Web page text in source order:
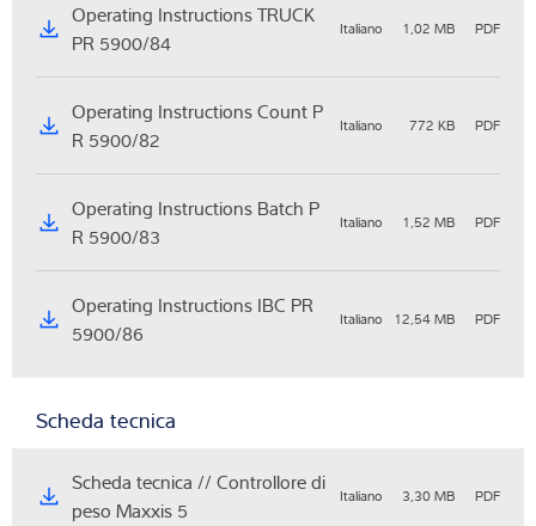
Operating Instructions TRUCK
PR 5900/84
Italiano 1,02 MB PDF
Operating Instructions Count P
R 5900/82
Italiano 772 KB PDF
Operating Instructions Batch P
R 5900/83
Italiano 1,52 MB PDF
Operating Instructions IBC PR
5900/86
Italiano 12,54 MB PDF
Scheda tecnica
Scheda tecnica // Controllore di
peso Maxxis 5
Italiano 3,30 MB PDF